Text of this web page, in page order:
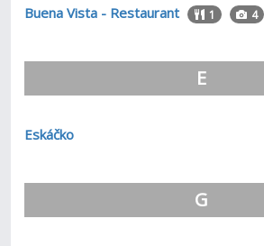
Buena Vista - Restaurant 1 4
E
Eskáčko
G